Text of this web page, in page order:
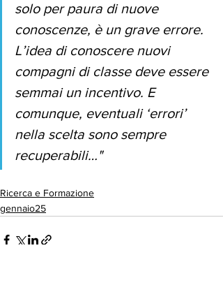
solo per paura di nuove
conoscenze, è un grave errore.
L’idea di conoscere nuovi
compagni di classe deve essere
semmai un incentivo. E
comunque, eventuali ‘errori’
nella scelta sono sempre
recuperabili…"
Ricerca e Formazione
gennaio25